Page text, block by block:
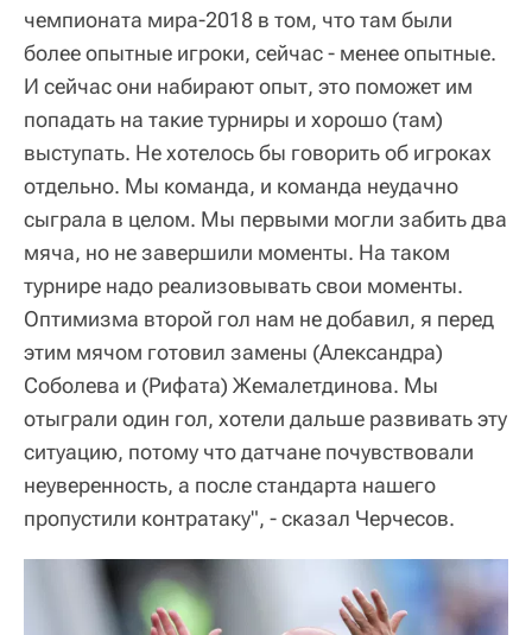
чемпионата мира-2018 в том, что там были
более опытные игроки, сейчас - менее опытные.
И сейчас они набирают опыт, это поможет им
попадать на такие турниры и хорошо (там)
выступать. Не хотелось бы говорить об игроках
отдельно. Мы команда, и команда неудачно
сыграла в целом. Мы первыми могли забить два
мяча, но не завершили моменты. На таком
турнире надо реализовывать свои моменты.
Оптимизма второй гол нам не добавил, я перед
этим мячом готовил замены (Александра)
Соболева и (Рифата) Жемалетдинова. Мы
отыграли один гол, хотели дальше развивать эту
ситуацию, потому что датчане почувствовали
неуверенность, а после стандарта нашего
пропустили контратаку", - сказал Черчесов.